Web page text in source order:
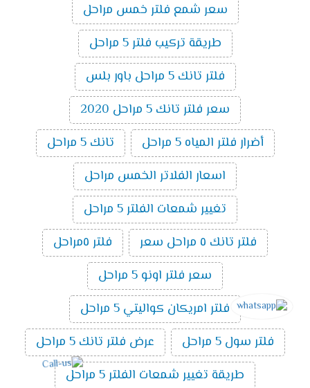
سعر شمع فلتر خمس مراحل
طريقة تركيب فلتر 5 مراحل
فلتر تانك 5 مراحل باور بلس
سعر فلتر تانك 5 مراحل 2020
أضرار فلتر المياه 5 مراحل
تانك 5 مراحل
اسعار الفلاتر الخمس مراحل
تغيير شمعات الفلتر 5 مراحل
فلتر تانك ٥ مراحل سعر
فلتر ٥مراحل
سعر فلتر اونو 5 مراحل
فلتر امريكان كواليتي 5 مراحل
فلتر سول 5 مراحل
عرض فلتر تانك 5 مراحل
طريقة تغيير شمعات الفلتر 5 مراحل